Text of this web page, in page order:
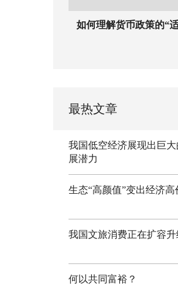
如何理解货币政策的“
最热文章
我国低空经济展现出巨
展潜力
生态“高颜值”变出经济高
我国文旅消费正在扩容升
何以共同富裕？